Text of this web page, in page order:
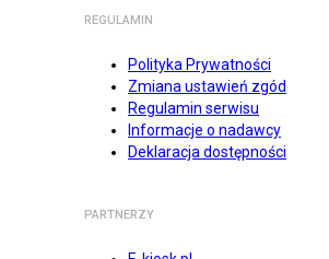
REGULAMIN
Polityka Prywatności
Zmiana ustawień zgód
Regulamin serwisu
Informacje o nadawcy
Deklaracja dostępności
PARTNERZY